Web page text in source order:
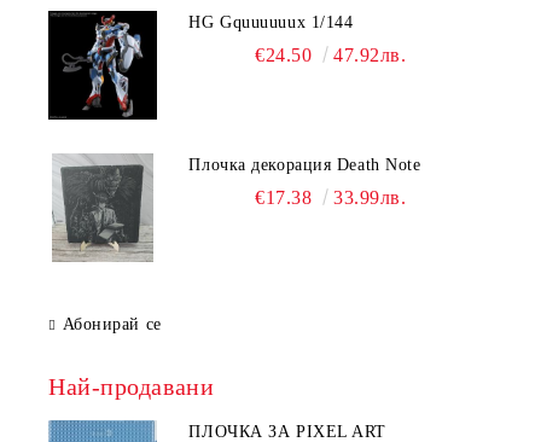
HG Gquuuuuux 1/144
€24.50 47.92лв.
Плочка декорация Death Note
€17.38 33.99лв.
Абонирай се
Най-продавани
ПЛОЧКА ЗА PIXEL ART